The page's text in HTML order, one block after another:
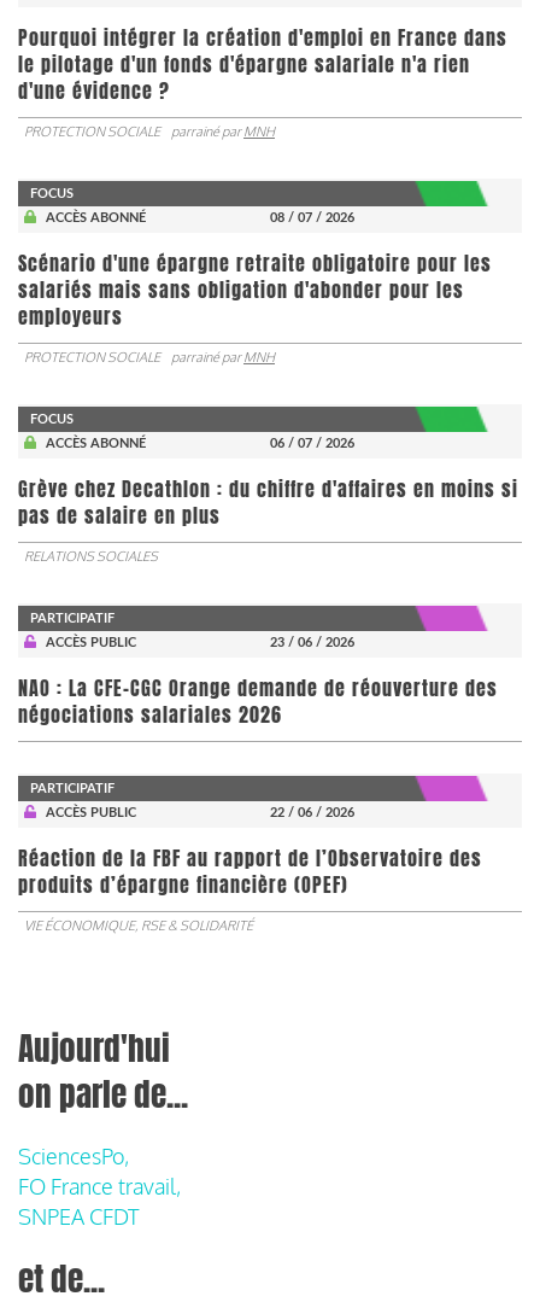
Pourquoi intégrer la création d'emploi en France dans
le pilotage d'un fonds d'épargne salariale n'a rien
d'une évidence ?
PROTECTION SOCIALE parrainé parMNH
FOCUS
ACCÈS ABONNÉ
08 / 07 / 2026
Scénario d'une épargne retraite obligatoire pour les
salariés mais sans obligation d'abonder pour les
employeurs
PROTECTION SOCIALE parrainé parMNH
FOCUS
ACCÈS ABONNÉ
06 / 07 / 2026
Grève chez Decathlon : du chiffre d'affaires en moins si
pas de salaire en plus
RELATIONS SOCIALES
PARTICIPATIF
ACCÈS PUBLIC
23 / 06 / 2026
NAO : La CFE-CGC Orange demande de réouverture des
négociations salariales 2026
PARTICIPATIF
ACCÈS PUBLIC
22 / 06 / 2026
​​​​​​​Réaction de la FBF au rapport de l’Observatoire des
produits d’épargne financière (OPEF)
VIE ÉCONOMIQUE, RSE & SOLIDARITÉ
Aujourd'hui
on parle de...
SciencesPo,
FO France travail,
SNPEA CFDT
et de...